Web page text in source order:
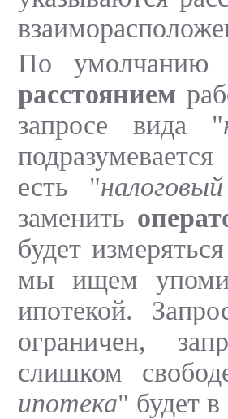
По умолчанию
расстоянием
запросе вида "
есть "
заменить
будет
мы ищем
ипотекой.
ограничен,
слишком
ипотека" будет